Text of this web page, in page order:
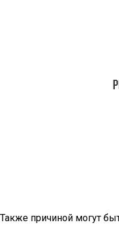
Также причиной могут